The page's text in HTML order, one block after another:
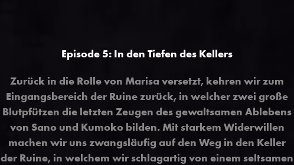
Episode 5: In den Tiefen des Kellers
Zurück in die Rolle von Marisa versetzt, kehren wir zum
Eingangsbereich der Ruine zurück, in welcher zwei große
Blutpfützen die letzten Zeugen des gewaltsamen Ablebens
von Sano und Kumoko bilden. Mit starkem Widerwillen
machen wir uns zwangsläufig auf den Weg in den Keller
der Ruine, in welchem wir schlagartig von einem seltsamen